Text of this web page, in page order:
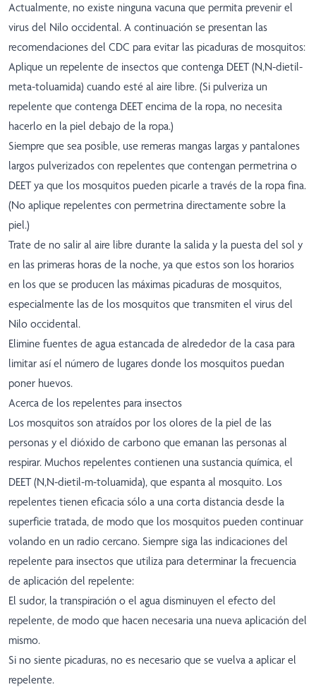
Actualmente, no existe ninguna vacuna que permita prevenir el
virus del Nilo occidental. A continuación se presentan las
recomendaciones del CDC para evitar las picaduras de mosquitos:
Aplique un repelente de insectos que contenga DEET (N,N-dietil-
meta-toluamida) cuando esté al aire libre. (Si pulveriza un
repelente que contenga DEET encima de la ropa, no necesita
hacerlo en la piel debajo de la ropa.)
Siempre que sea posible, use remeras mangas largas y pantalones
largos pulverizados con repelentes que contengan permetrina o
DEET ya que los mosquitos pueden picarle a través de la ropa fina.
(No aplique repelentes con permetrina directamente sobre la
piel.)
Trate de no salir al aire libre durante la salida y la puesta del sol y
en las primeras horas de la noche, ya que estos son los horarios
en los que se producen las máximas picaduras de mosquitos,
especialmente las de los mosquitos que transmiten el virus del
Nilo occidental.
Elimine fuentes de agua estancada de alrededor de la casa para
limitar así el número de lugares donde los mosquitos puedan
poner huevos.
Acerca de los repelentes para insectos
Los mosquitos son atraídos por los olores de la piel de las
personas y el dióxido de carbono que emanan las personas al
respirar. Muchos repelentes contienen una sustancia química, el
DEET (N,N-dietil-m-toluamida), que espanta al mosquito. Los
repelentes tienen eficacia sólo a una corta distancia desde la
superficie tratada, de modo que los mosquitos pueden continuar
volando en un radio cercano. Siempre siga las indicaciones del
repelente para insectos que utiliza para determinar la frecuencia
de aplicación del repelente:
El sudor, la transpiración o el agua disminuyen el efecto del
repelente, de modo que hacen necesaria una nueva aplicación del
mismo.
Si no siente picaduras, no es necesario que se vuelva a aplicar el
repelente.